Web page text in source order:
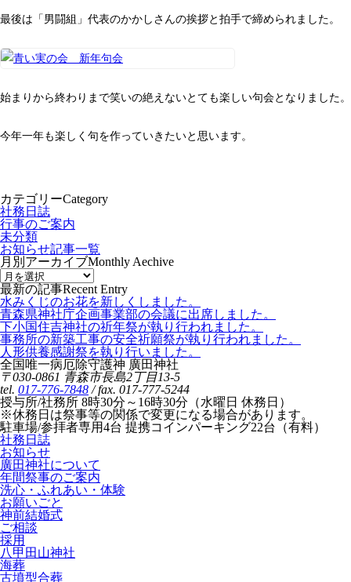
最後は「男闘組」代表のかかしさんの挨拶と拍手で締められました。
始まりから終わりまで笑いの絶えないとても楽しい句会となりました。
今年一年も楽しく句を作っていきたいと思います。
カテゴリーCategory
社務日誌
行事のご案内
未分類
お知らせ記事一覧
月別アーカイブMonthly Aechive
最新の記事Recent Entry
水みくじのお花を新しくしました。
青森県神社庁企画事業部の会議に出席しました。
下小国住吉神社の祈年祭が執り行われました。
事務所の新築工事の安全祈願祭が執り行われました。
人形供養感謝祭を執り行いました。
全国唯一病厄除守護神 廣田神社
〒030-0861 青森市長島2丁目13-5
tel. 017-776-7848 / fax. 017-777-5244
授与所/社務所 8時30分～16時30分（水曜日 休務日）
※休務日は祭事等の関係で変更になる場合があります。
駐車場/参拝者専用4台 提携コインパーキング22台（有料）
社務日誌
お知らせ
廣田神社について
年間祭事のご案内
洗心・ふれあい・体験
お願いごと
神前結婚式
ご相談
採用
八甲田山神社
海葬
古墳型合葬